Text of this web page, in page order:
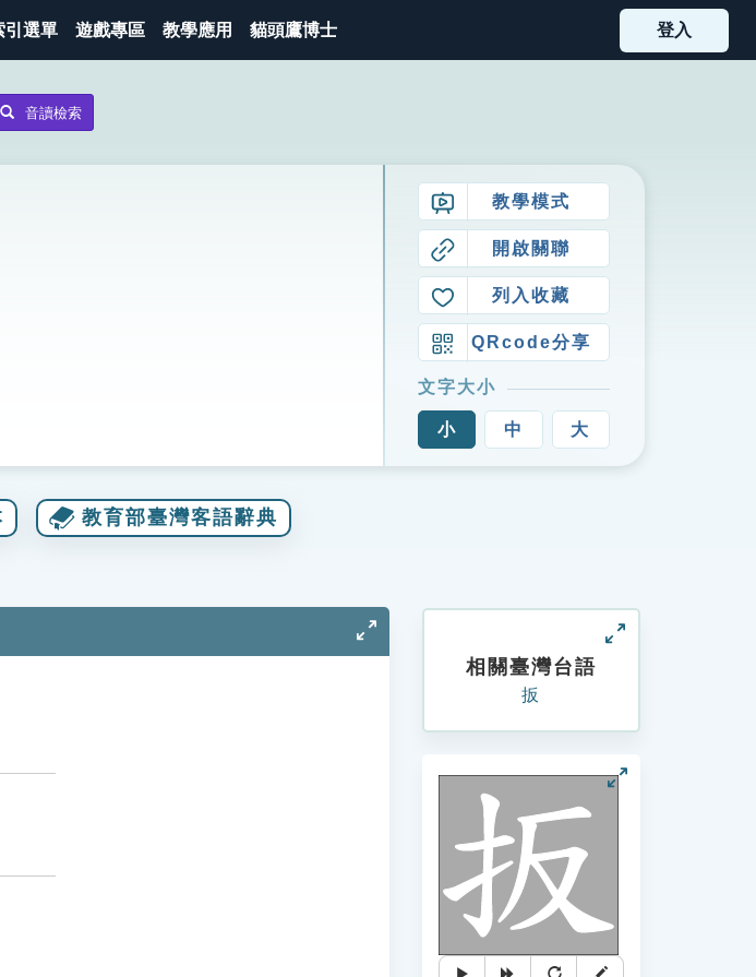
引選單 遊戲專區 教學應用 貓頭鷹博士 登入
音讀檢索
教學模式
開啟關聯
列入收藏
QRcode分享
文字大小
小 中 大
教育部臺灣客語辭典
相關臺灣台語
扳